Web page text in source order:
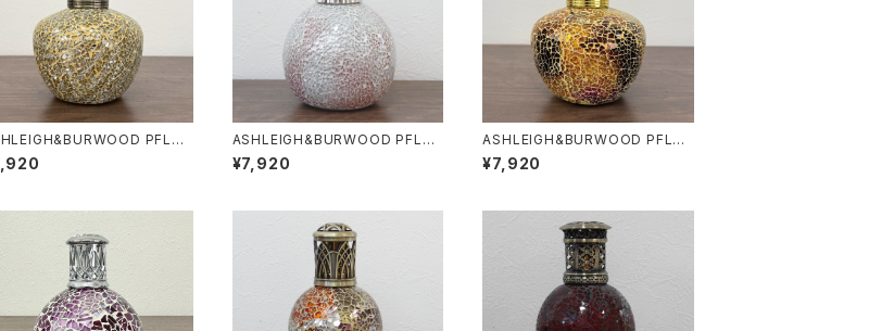
PFL30
レジャーチェスト Lサイズ アシ
イ&バ ーウッド フレグランスラ
ASHLEIGH&BURWOOD PFL36
4 フロスティッドブルーム Lサイズ
アシュレイ&バーウッド フレグラン
¥7,920
ASHLEIGH&BURWOOD PFL34
8 トロピカルサンセット Lサイズ ア
シュレイ&バ ーウッド フレグランス
¥7,920